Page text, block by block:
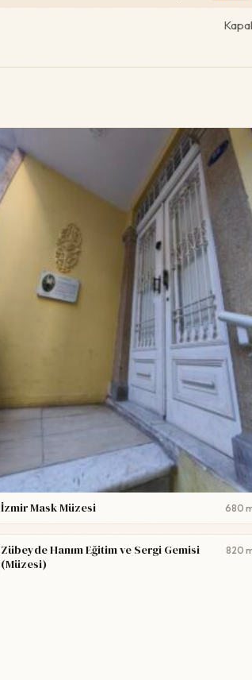
İzmir Mask Müzesi 680
Zübeyde Hanım Eğitim ve Sergi Gemisi
(Müzesi)
820